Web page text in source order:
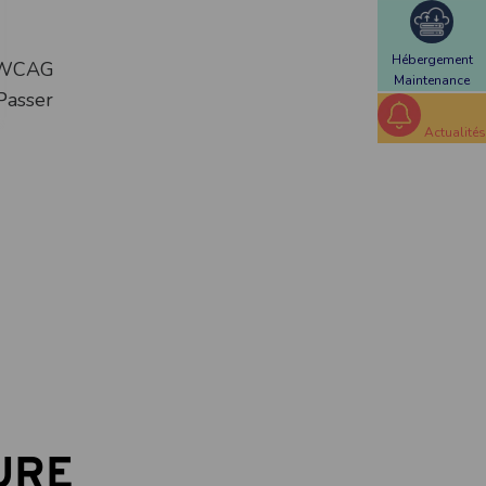
Hébergement
Maintenance
Actualités